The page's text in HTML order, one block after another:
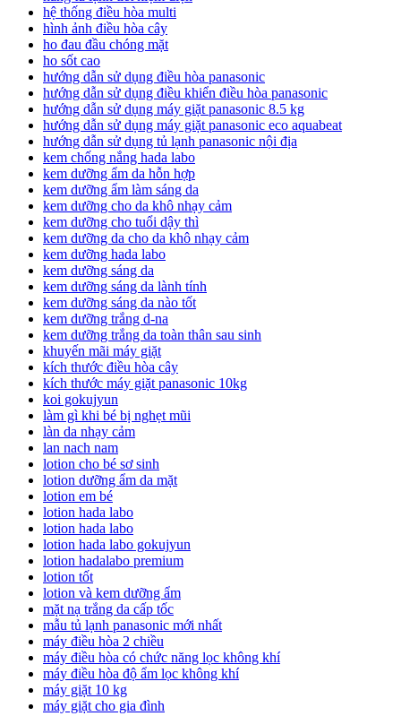
hệ thống điều hòa multi
hình ảnh điều hòa cây
ho đau đầu chóng mặt
ho sốt cao
hướng dẫn sử dụng điều hòa panasonic
hướng dẫn sử dụng điều khiển điều hòa panasonic
hướng dẫn sử dụng máy giặt panasonic 8.5 kg
hướng dẫn sử dụng máy giặt panasonic eco aquabeat
hướng dẫn sử dụng tủ lạnh panasonic nội địa
kem chống nắng hada labo
kem dưỡng ẩm da hỗn hợp
kem dưỡng ẩm làm sáng da
kem dưỡng cho da khô nhạy cảm
kem dưỡng cho tuổi dậy thì
kem dưỡng da cho da khô nhạy cảm
kem dưỡng hada labo
kem dưỡng sáng da
kem dưỡng sáng da lành tính
kem dưỡng sáng da nào tốt
kem dưỡng trắng d-na
kem dưỡng trắng da toàn thân sau sinh
khuyến mãi máy giặt
kích thước điều hòa cây
kích thước máy giặt panasonic 10kg
koi gokujyun
làm gì khi bé bị nghẹt mũi
làn da nhạy cảm
lan nach nam
lotion cho bé sơ sinh
lotion dưỡng ẩm da mặt
lotion em bé
lotion hada labo
lotion hada labo
lotion hada labo gokujyun
lotion hadalabo premium
lotion tốt
lotion và kem dưỡng ẩm
mặt nạ trắng da cấp tốc
mẫu tủ lạnh panasonic mới nhất
máy điều hòa 2 chiều
máy điều hòa có chức năng lọc không khí
máy điều hòa độ ẩm lọc không khí
máy giặt 10 kg
máy giặt cho gia đình